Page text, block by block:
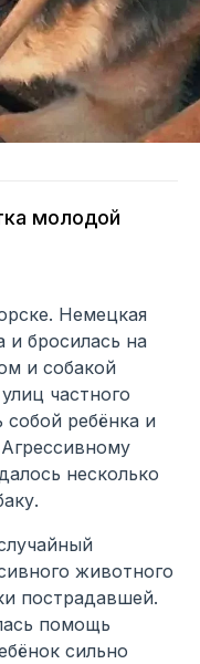
молодой
Немецкая
и бросилась на
и собакой
частного
ребёнка и
несколько
животного
пострадавшей.
помощь
сильно